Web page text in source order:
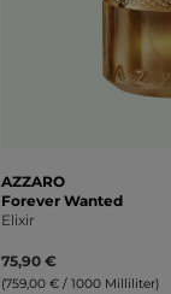
AZZARO
Forever Wanted
Elixir
75,90 €
(759,00 € / 1000 Milliliter)